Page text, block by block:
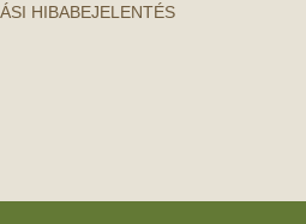
HIBABEJELENTÉS